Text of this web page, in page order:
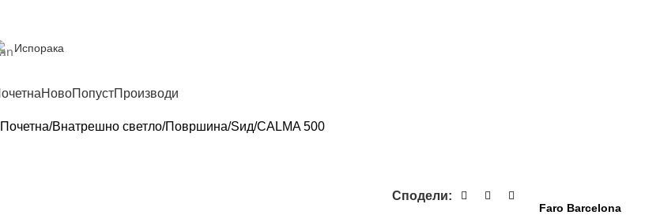
Испорака
НовоПопустПроизводи
Почетна Внатрешно светло Површина Sид CALMA 500
Сподели:
Faro Barcelona